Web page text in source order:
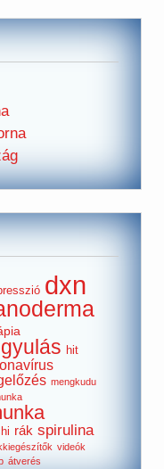
dxn
hit
mengkudu
rák spirulina
videók
átverés